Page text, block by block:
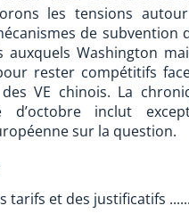
les tensions
de subvention
auxquels Washington
rester compétitifs
VE chinois. La
d’octobre inclut
sur la question.
tarifs et des justificatifs